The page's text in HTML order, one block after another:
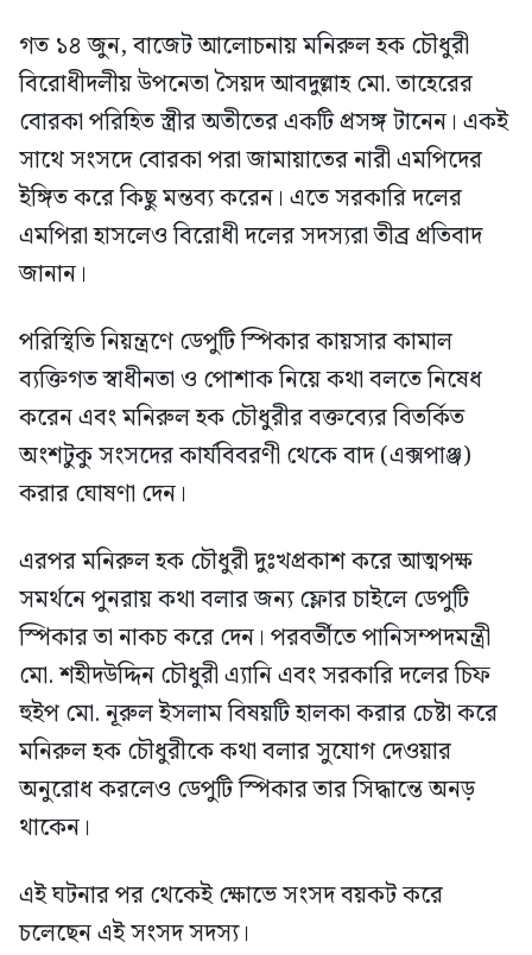
গত ১৪ জুন, বাজেট আলোচনায় মনিরুল হক চৌধুরী
বিরোধীদলীয় উপনেতা সৈয়দ আবদুল্লাহ মো. তাহেরের
বোরকা পরিহিত স্ত্রীর অতীতের একটি প্রসঙ্গ টানেন। একই
সাথে সংসদে বোরকা পরা জামায়াতের নারী এমপিদের
ইঙ্গিত করে কিছু মন্তব্য করেন। এতে সরকারি দলের
এমপিরা হাসলেও বিরোধী দলের সদস্যরা তীব্র প্রতিবাদ
জানান।
পরিস্থিতি নিয়ন্ত্রণে ডেপুটি স্পিকার কায়সার কামাল
ব্যক্তিগত স্বাধীনতা ও পোশাক নিয়ে কথা বলতে নিষেধ
করেন এবং মনিরুল হক চৌধুরীর বক্তব্যের বিতর্কিত
অংশটুকু সংসদের কার্যবিবরণী থেকে বাদ (এক্সপাঞ্জ)
করার ঘোষণা দেন।
এরপর মনিরুল হক চৌধুরী দুঃখপ্রকাশ করে আত্মপক্ষ
সমর্থনে পুনরায় কথা বলার জন্য ফ্লোর চাইলে ডেপুটি
স্পিকার তা নাকচ করে দেন। পরবর্তীতে পানিসম্পদমন্ত্রী
মো. শহীদউদ্দিন চৌধুরী এ্যানি এবং সরকারি দলের চিফ
হুইপ মো. নূরুল ইসলাম বিষয়টি হালকা করার চেষ্টা করে
মনিরুল হক চৌধুরীকে কথা বলার সুযোগ দেওয়ার
অনুরোধ করলেও ডেপুটি স্পিকার তার সিদ্ধান্তে অনড়
থাকেন।
এই ঘটনার পর থেকেই ক্ষোভে সংসদ বয়কট করে
চলেছেন এই সংসদ সদস্য।